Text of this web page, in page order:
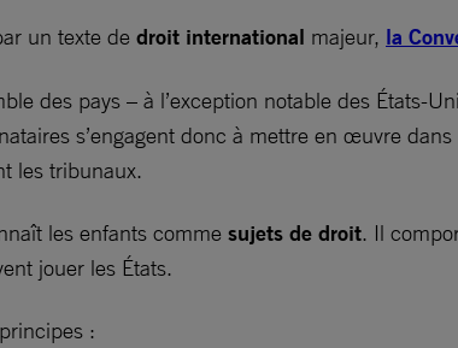
un texte de droit international majeur, la
des pays – à l’exception notable des États-
s’engagent donc à mettre en œuvre
les tribunaux.
les enfants comme sujets de droit. Il
jouer les États.
: